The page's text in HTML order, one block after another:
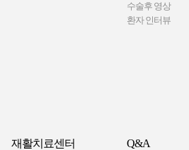
수술후 영상
환자 인터뷰
재활치료센터 Q&A